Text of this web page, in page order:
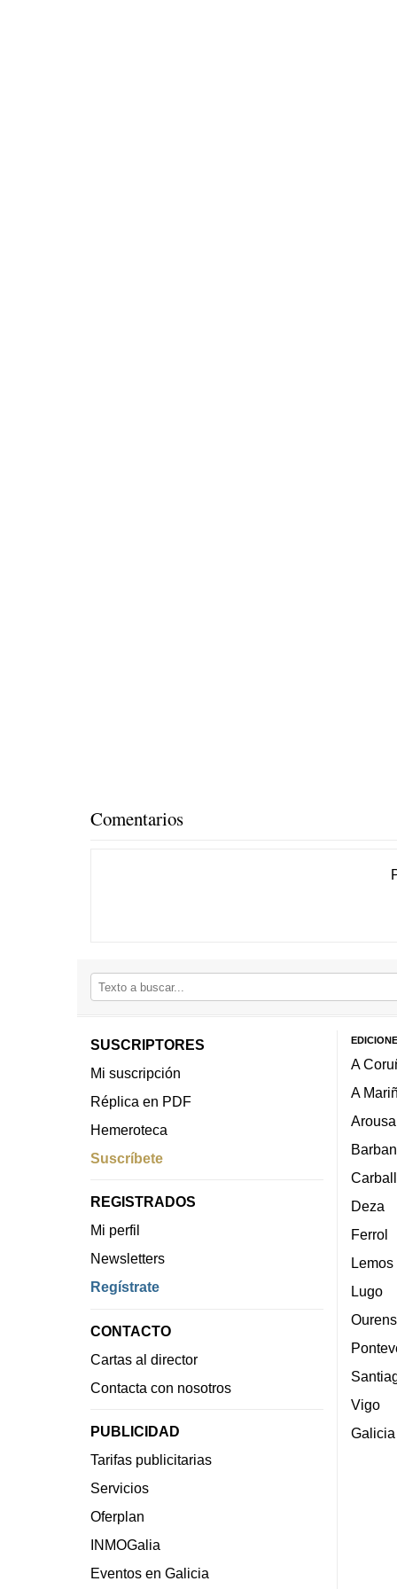
Comentarios
SUSCRIPTORES
Mi suscripción
Réplica en PDF
Hemeroteca
Suscríbete
REGISTRADOS
Mi perfil
Newsletters
Regístrate
CONTACTO
Cartas al director
Contacta con nosotros
PUBLICIDAD
Tarifas publicitarias
Servicios
Oferplan
INMOGalia
Eventos en Galicia
A
A
Arousa
Deza
Ferrol
Lemos
Lugo
Vigo